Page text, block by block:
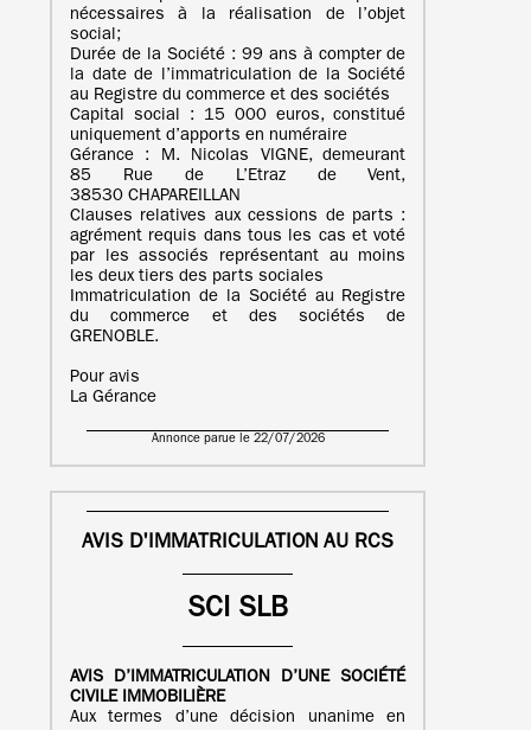
nécessaires à la réalisation de l’objet
social;
Durée de la Société : 99 ans à compter de
la date de l’immatriculation de la Société
au Registre du commerce et des sociétés
Capital social : 15 000 euros, constitué
uniquement d’apports en numéraire
Gérance : M. Nicolas VIGNE, demeurant
85 Rue de L’Etraz de Vent,
38530 CHAPAREILLAN
Clauses relatives aux cessions de parts :
agrément requis dans tous les cas et voté
par les associés représentant au moins
les deux tiers des parts sociales
Immatriculation de la Société au Registre
du commerce et des sociétés de
GRENOBLE.
Pour avis
La Gérance
Annonce parue le 22/07/2026
AVIS D'IMMATRICULATION AU RCS
SCI SLB
AVIS D’IMMATRICULATION D’UNE
SOCIÉTÉ
CIVILE IMMOBILIÈRE
Aux termes d’une décision unanime en